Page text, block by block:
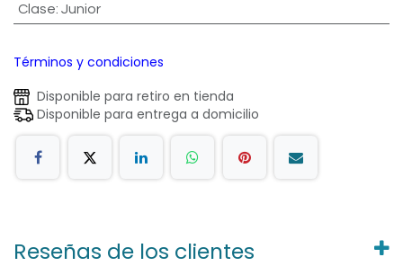
Clase: Junior
Términos y condiciones
Disponible para retiro en tienda
Disponible para entrega a domicilio
Reseñas de los clientes